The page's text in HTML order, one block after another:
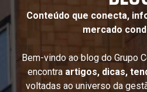
Conteúdo que conecta,
mercado
Bem-vindo ao blog do Grupo
encontra artigos, dicas,
voltadas ao universo da